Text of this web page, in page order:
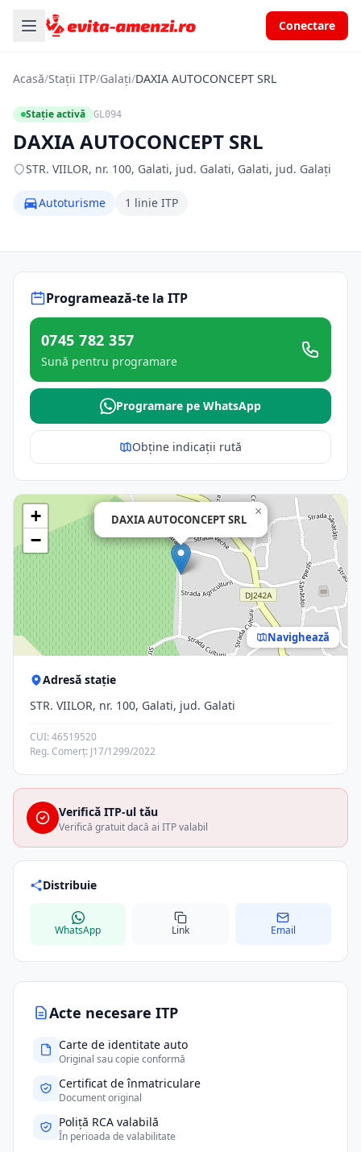
Conectare
Acasă/Stații ITP/Galați/DAXIA AUTOCONCEPT SRL
Stație activă GL094
DAXIA AUTOCONCEPT SRL
STR. VIILOR, nr. 100, Galati, jud. Galati, Galati, jud. Galați
Autoturisme 1 linie ITP
Acte necesare ITP
Carte de identitate auto
Original sau copie conformă
Certificat de înmatriculare
Document original
Poliță RCA valabilă
În perioada de valabilitate
Programează-te la ITP
0745 782 357
Sună pentru programare
Programare pe WhatsApp
Obține indicații rută
DAXIA AUTOCONCEPT SRL
×
+
−
Navighează
Adresă stație
STR. VIILOR, nr. 100, Galati, jud. Galati
CUI: 46519520
Reg. Comerț: J17/1299/2022
Verifică ITP-ul tău
Verifică gratuit dacă ai ITP valabil
Distribuie
WhatsApp Link Email